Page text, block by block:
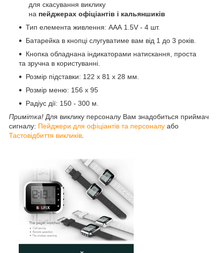
для скасування виклику
на пейджерах офіціантів і кальяншиків
Тип елемента живлення: AAА 1.5V - 4 шт.
Батарейка в кнопці слугуватиме вам від 1 до 3 років.
Кнопка обладнана індикаторами натискання, проста
та зручна в користуванні.
Розмір підставки: 122 х 81 х 28 мм.
Розмір меню: 156 х 95
Радіус дії: 150 - 300 м.
Примітка! Для виклику персоналу Вам знадобиться приймач
сигналу: Пейджери для офіціантів та персоналу або
Тастовідбиття викликів.